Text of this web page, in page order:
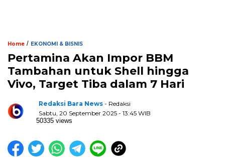
Home / EKONOMI & BISNIS
Pertamina Akan Impor BBM
Tambahan untuk Shell hingga
Vivo, Target Tiba dalam 7 Hari
Redaksi Bara News - Redaksi
Sabtu, 20 September 2025 - 13:45 WIB
50335 views